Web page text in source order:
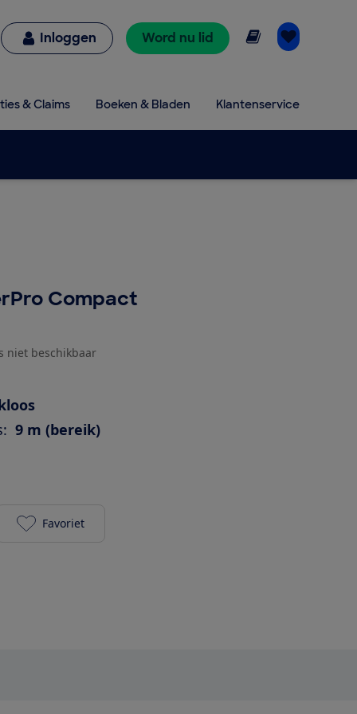
Inloggen Word nu lid Online lezen
& Claims Boeken & Bladen Klantenservice
Compact
niet beschikbaar
9 m (bereik)
Philips FC9329/09 PowerPro Compact toevoegen
Favoriet